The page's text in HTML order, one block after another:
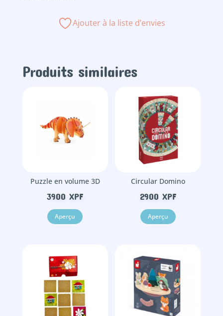
Ajouter à la liste d’envies
Produits similaires
Puzzle en volume 3D
3900XPF
Aperçu
Circular Domino
2900 XPF
Aperçu